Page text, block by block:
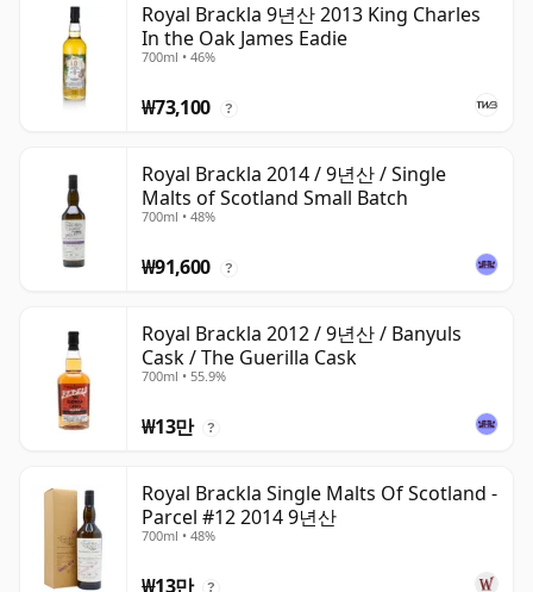
Royal Brackla 9년산 2013 King Charles
In the Oak James Eadie
700ml • 46%
₩73,100 ?
Royal Brackla 2014 / 9년산 / Single
Malts of Scotland Small Batch
700ml • 48%
₩91,600 ?
Royal Brackla 2012 / 9년산 / Banyuls
Cask / The Guerilla Cask
700ml • 55.9%
₩13만 ?
Royal Brackla Single Malts Of Scotland -
Parcel #12 2014 9년산
700ml • 48%
₩13만 ?